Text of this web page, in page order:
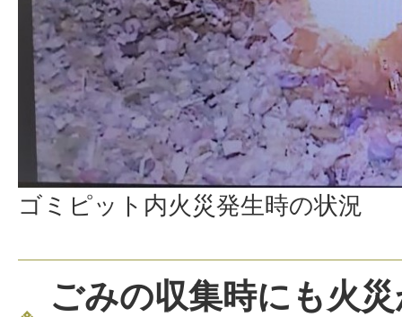
ゴミピット内火災発生時の状況
ごみの収集時にも火